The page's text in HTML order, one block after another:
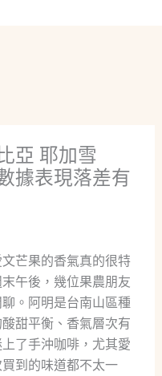
亞 耶加雪
據表現落差有
芒果的香氣真的很特
午後，幾位果農朋友
。阿明是台南山區種
甜平衡、香氣層次有
了手沖咖啡，尤其愛
到的味道都不太一